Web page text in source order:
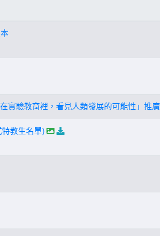
實驗教育裡，看見人類發展的可能性」推
教生名單)